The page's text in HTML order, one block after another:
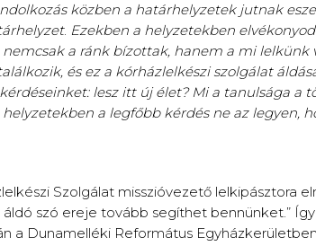
közben a határhelyzetek jutnak
. Ezekben a helyzetekben
a ránk bízottak, hanem a mi
és ez a kórházlelkészi szolgálat
lesz itt új élet? Mi a tanulsága
a legfőbb kérdés ne az
Szolgálat misszióvezető
áldó szó ereje tovább segíthet bennünket.”
a Dunamelléki Református